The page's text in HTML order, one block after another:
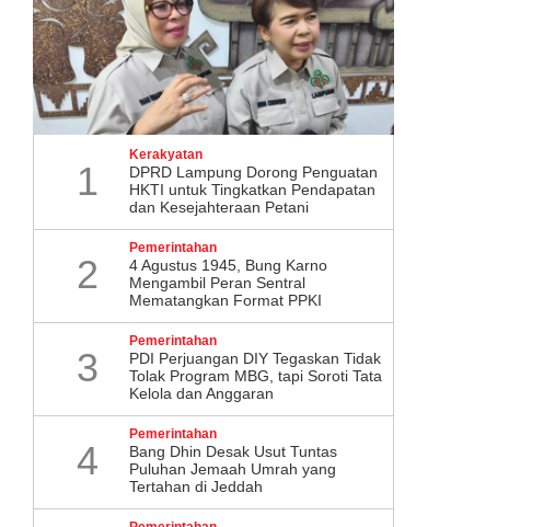
Yudha Puja Turnawan Turun
Langsung Salurkan Bantuan
Bagi Korban Kebakaran di
Jelang Idulfitri, Yudha Puja
Lansia Dhuafa di Kel. Kota
1
Kerakyatan
DPRD Lampung Dorong Penguatan
HKTI untuk Tingkatkan Pendapatan
dan Kesejahteraan Petani
2
Pemerintahan
4 Agustus 1945, Bung Karno
Mengambil Peran Sentral
Mematangkan Format PPKI
3
Pemerintahan
PDI Perjuangan DIY Tegaskan Tidak
Tolak Program MBG, tapi Soroti Tata
Kelola dan Anggaran
4
Pemerintahan
Bang Dhin Desak Usut Tuntas
Puluhan Jemaah Umrah yang
Tertahan di Jeddah